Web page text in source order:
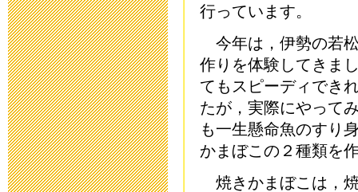
2021年8月26日
欠席・遅刻連
2021年4月 7日
運動会実施案
2020年10月18日
行っています。
今年は，伊勢の若
作りを体験してきま
てもスピーディでき
たが，実際にやって
も一生懸命魚のすり
かまぼこの２種類を
焼きかまぼこは，